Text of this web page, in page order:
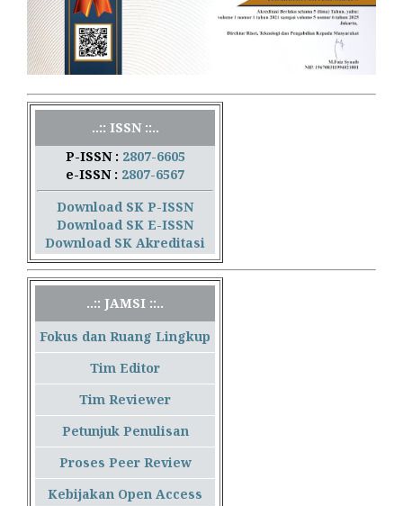
..:: ISSN ::..
P-ISSN : 2807-6605
e-ISSN : 2807-6567
Download SK P-ISSN
Download SK E-ISSN
Download SK Akreditasi
..:: JAMSI ::..
Fokus dan Ruang Lingkup
Tim Editor
Tim Reviewer
Petunjuk Penulisan
Proses Peer Review
Kebijakan Open Access